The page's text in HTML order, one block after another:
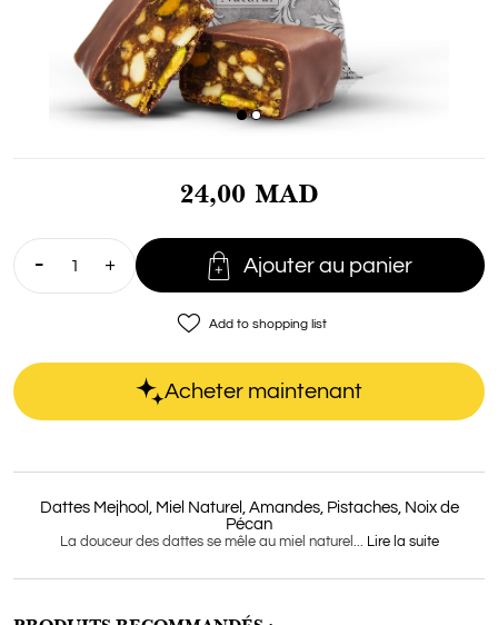
Dattes Mejhool, Miel Naturel, Amandes, Pistaches, Noix de
Pécan
La douceur des dattes se mêle au miel naturel... Lire la suite
24,00 MAD
 Ajouter au panier
favorite_border Add to shopping list
Acheter maintenant